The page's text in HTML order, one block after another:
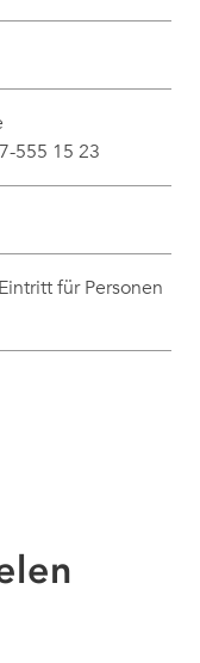
555 15 23
für Personen